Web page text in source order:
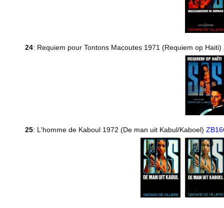
24: Requiem pour Tontons Macoutes 1971 (Requiem op Haiti)
25: L'homme de Kaboul 1972 (De man uit Kabul/Kaboel)